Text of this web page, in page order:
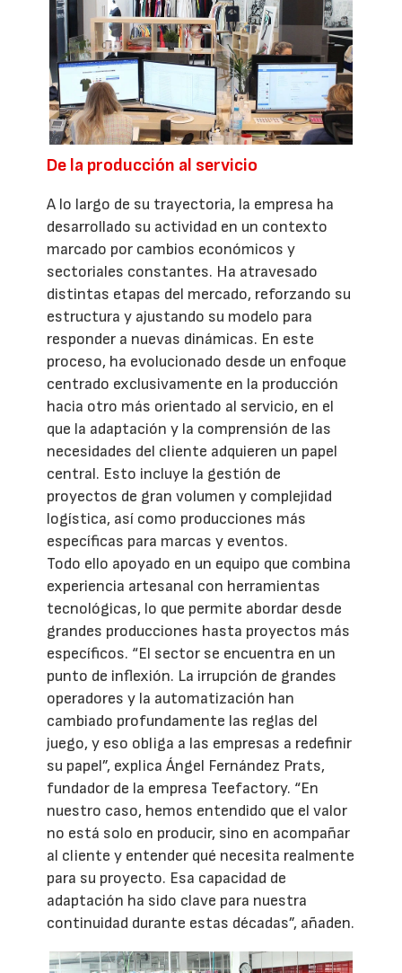
De la producción al servicio
A lo largo de su trayectoria, la empresa ha
desarrollado su actividad en un contexto
marcado por cambios económicos y
sectoriales constantes. Ha atravesado
distintas etapas del mercado, reforzando su
estructura y ajustando su modelo para
responder a nuevas dinámicas. En este
proceso, ha evolucionado desde un enfoque
centrado exclusivamente en la producción
hacia otro más orientado al servicio, en el
que la adaptación y la comprensión de las
necesidades del cliente adquieren un papel
central. Esto incluye la gestión de
proyectos de gran volumen y complejidad
logística, así como producciones más
específicas para marcas y eventos.
Todo ello apoyado en un equipo que combina
experiencia artesanal con herramientas
tecnológicas, lo que permite abordar desde
grandes producciones hasta proyectos más
específicos. “El sector se encuentra en un
punto de inflexión. La irrupción de grandes
operadores y la automatización han
cambiado profundamente las reglas del
juego, y eso obliga a las empresas a redefinir
su papel”, explica Ángel Fernández Prats,
fundador de la empresa Teefactory. “En
nuestro caso, hemos entendido que el valor
no está solo en producir, sino en acompañar
al cliente y entender qué necesita realmente
para su proyecto. Esa capacidad de
adaptación ha sido clave para nuestra
continuidad durante estas décadas”, añaden.